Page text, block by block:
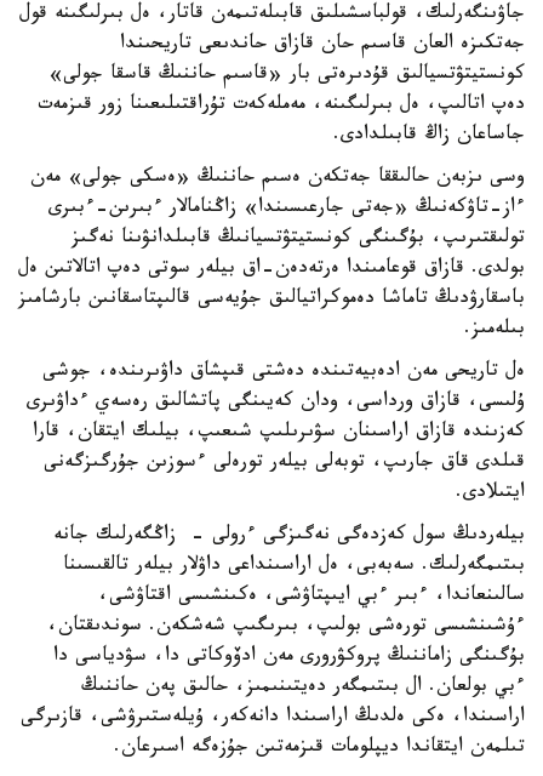
جاۋىنگەرلىك، قولباسشىلىق قابىلەتىمەن قاتار، ەل بىرلىگىنە قول
جەتكىزە العان قاسىم حان قازاق حاندىعى تاريحىندا
كونستيتۋتسيالىق قۇدىرەتى بار «قاسىم حاننىڭ قاسقا جولى»
دەپ اتالىپ، ەل بىرلىگىنە، مەملەكەت تۇراقتىلىعىنا زور قىزمەت
جاساعان زاڭ قابىلدادى.
وسى ىزبەن حالىققا جەتكەن ەسىم حاننىڭ «ەسكى جولى» مەن
ءاز-تاۋكەنىڭ «جەتى جارعىسىندا» زاڭنامالار ءبىرىن-ءبىرى
تولىقتىرىپ، بۇگىنگى كونستيتۋتسيانىڭ قابىلدانۋىنا نەگىز
بولدى. قازاق قوعامىندا ەرتەدەن-اق بيلەر سوتى دەپ اتالاتىن ەل
باسقارۋدىڭ تاماشا دەموكراتيالىق جۇيەسى قالىپتاسقانىن بارشامىز
بىلەمىز.
ەل تاريحى مەن ادەبيەتىندە دەشتى قىپشاق داۋىرىندە، جوشى
ۇلىسى، قازاق ورداسى، ودان كەيىنگى پاتشالىق رەسەي ءداۋىرى
كەزىندە قازاق اراسىنان سۋىرىلىپ شىعىپ، بيلىك ايتقان، قارا
قىلدى قاق جارىپ، توبەلى بيلەر تورەلى ءسوزىن جۇرگىزگەنى
ايتىلادى.
بيلەردىڭ سول كەزدەگى نەگىزگى ءرولى - زاڭگەرلىك جانە
بىتىمگەرلىك. سەبەبى، ەل اراسىنداعى داۋلار بيلەر تالقىسىنا
سالىنعاندا، ءبىر ءبي ايىپتاۋشى، ەكىنشىسى اقتاۋشى،
ءۇشىنشىسى تورەشى بولىپ، بىرىگىپ شەشكەن. سوندىقتان،
بۇگىنگى زاماننىڭ پروكۋرورى مەن ادۆوكاتى دا، سۋدياسى دا
ءبي بولعان. ال بىتىمگەر دەيتىنىمىز، حالىق پەن حاننىڭ
اراسىندا، ەكى ەلدىڭ اراسىندا دانەكەر، ۇيلەستىرۋشى، قازىرگى
تىلمەن ايتقاندا ديپلومات قىزمەتىن جۇزەگە اسىرعان.